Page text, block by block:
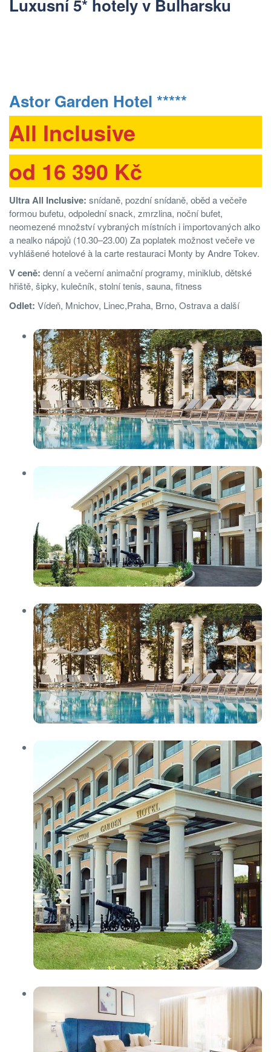
Luxusní 5* hotely v Bulharsku
Astor Garden Hotel *****
All Inclusive
od 16 390 Kč
Ultra All Inclusive: snídaně, pozdní snídaně, oběd a večeře
formou bufetu, odpolední snack, zmrzlina, noční bufet,
neomezené množství vybraných místních i importovaných alko
a nealko nápojů (10.30–23.00) Za poplatek možnost večeře ve
vyhlášené hotelové à la carte restauraci Monty by Andre Tokev.
V ceně: denní a večerní animační programy, miniklub, dětské
hřiště, šipky, kulečník, stolní tenis, sauna, ﬁtness
Odlet: Vídeň, Mnichov, Linec,Praha, Brno, Ostrava a další